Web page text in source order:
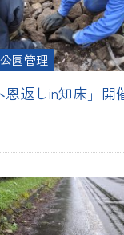
公園管理
恩返しin知床」開